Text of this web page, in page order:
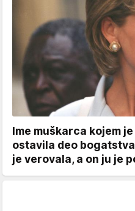
Ime muškarca kojem
ostavila deo
je verovala, a on ju je